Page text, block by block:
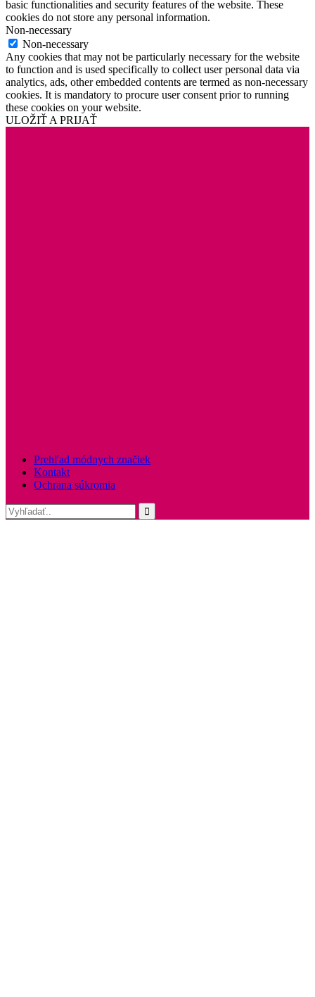
basic functionalities and security features of the website. These
cookies do not store any personal information.
Non-necessary
Non-necessary
Any cookies that may not be particularly necessary for the website
to function and is used specifically to collect user personal data via
analytics, ads, other embedded contents are termed as non-necessary
cookies. It is mandatory to procure user consent prior to running
these cookies on your website.
ULOŽIŤ A PRIJAŤ
Prehľad módnych značiek
Kontakt
Ochrana súkromia